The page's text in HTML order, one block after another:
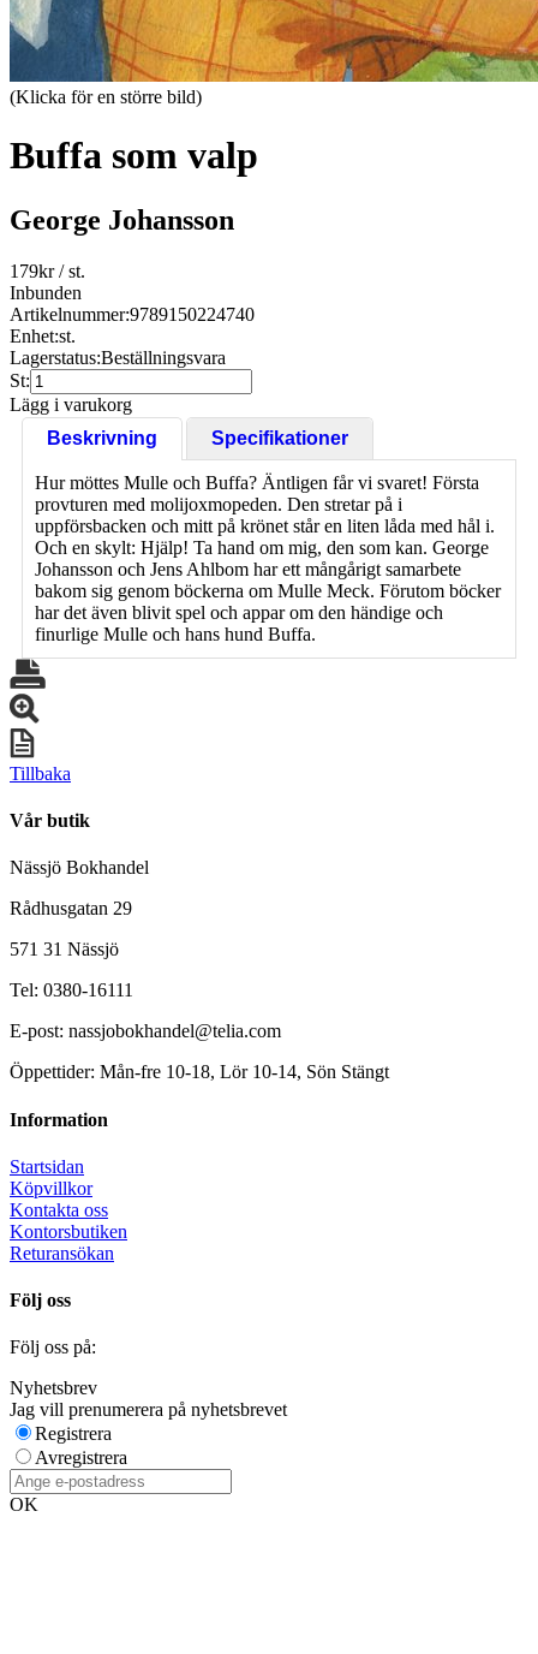
(Klicka för en större bild)
Buffa som valp
George Johansson
179kr/ st.
Inbunden
Artikelnummer:9789150224740
Enhet:st.
Lagerstatus:Beställningsvara
St:
Lägg i varukorg
Beskrivning
Specifikationer
Hur möttes Mulle och Buffa? Äntligen får vi svaret! Första
provturen med molijoxmopeden. Den stretar på i
uppförsbacken och mitt på krönet står en liten låda med hål i.
Och en skylt: Hjälp! Ta hand om mig, den som kan. George
Johansson och Jens Ahlbom har ett mångårigt samarbete
bakom sig genom böckerna om Mulle Meck. Förutom böcker
har det även blivit spel och appar om den händige och
finurlige Mulle och hans hund Buffa.
Tillbaka
Vår butik
Nässjö Bokhandel
Rådhusgatan 29
571 31 Nässjö
Tel: 0380-16111
E-post: nassjobokhandel@telia.com
Öppettider: Mån-fre 10-18, Lör 10-14, Sön Stängt
Information
Startsidan
Köpvillkor
Kontakta oss
Kontorsbutiken
Returansökan
Följ oss
Följ oss på:
Nyhetsbrev
Jag vill prenumerera på nyhetsbrevet
Registrera
Avregistrera
OK